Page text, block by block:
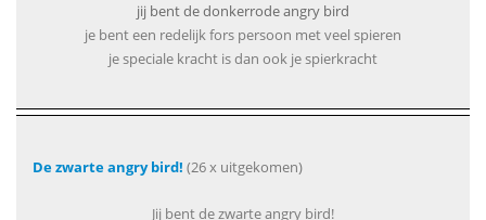
jij bent de donkerrode angry bird
je bent een redelijk fors persoon met veel spieren
je speciale kracht is dan ook je spierkracht
De zwarte angry bird! (26 x uitgekomen)
Jij bent de zwarte angry bird!